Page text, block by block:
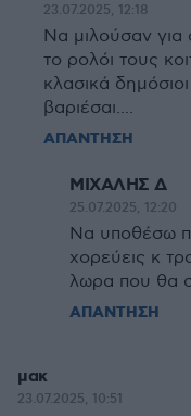
23.07.2025, 12:18
Να μιλούσαν για
το ρολόι τους
κλασικά
βαριέσαι....
ΑΠΑΝΤΗΣΗ
ΜΙΧΑΛΗΣ Δ
25.07.2025, 12:20
Να υποθέσω
χορεύεις κ
λωρα που θα
ΑΠΑΝΤΗΣΗ
μακ
23.07.2025, 10:51